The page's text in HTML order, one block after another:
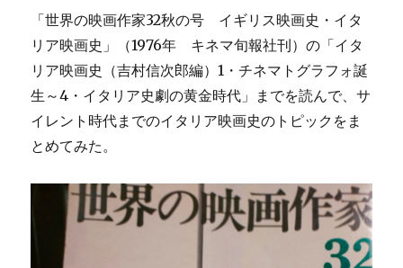
「世界の映画作家32秋の号 イギリス映画史・イタ
リア映画史」（1976年 キネマ旬報社刊）の「イタ
リア映画史（吉村信次郎編）1・チネマトグラフォ誕
生～4・イタリア史劇の黄金時代」までを読んで、サ
イレント時代までのイタリア映画史のトピックをま
とめてみた。